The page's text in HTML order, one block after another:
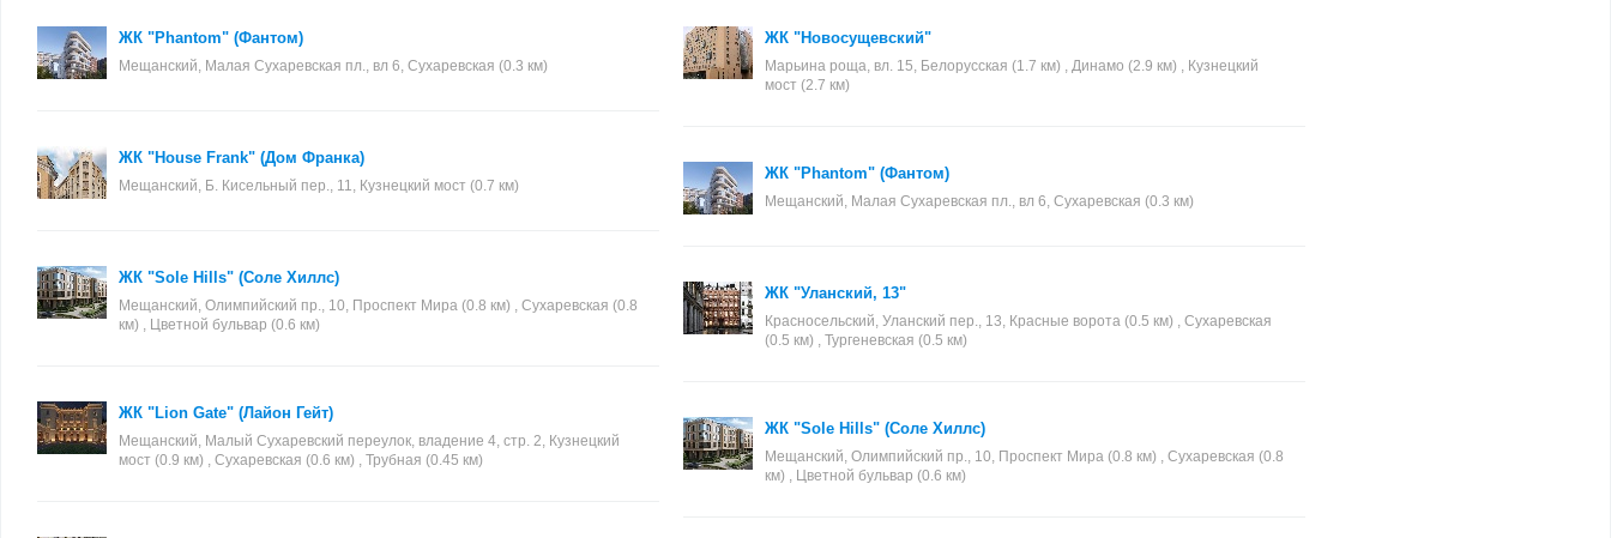
ЖК "Phantom" (Фантом)
Мещанский, Малая Сухаревская пл., вл 6, Сухаревская (0.3 км)
ЖК "House Frank" (Дом Франка)
Мещанский, Б. Кисельный пер., 11, Кузнецкий мост (0.7 км)
ЖК "Sole Hills" (Соле Хиллс)
Мещанский, Олимпийский пр., 10, Проспект Мира (0.8 км) , Сухаревская (0.8
км) , Цветной бульвар (0.6 км)
ЖК "Lion Gate" (Лайон Гейт)
Мещанский, Малый Сухаревский переулок, владение 4, стр. 2, Кузнецкий
мост (0.9 км) , Сухаревская (0.6 км) , Трубная (0.45 км)
ЖК "Новосущевский"
Марьина роща, вл. 15, Белорусская (1.7 км) , Динамо (2.9 км) , Кузнецкий
мост (2.7 км)
ЖК "Phantom" (Фантом)
Мещанский, Малая Сухаревская пл., вл 6, Сухаревская (0.3 км)
ЖК "Уланский, 13"
Красносельский, Уланский пер., 13, Красные ворота (0.5 км) , Сухаревская
(0.5 км) , Тургеневская (0.5 км)
ЖК "Sole Hills" (Соле Хиллс)
Мещанский, Олимпийский пр., 10, Проспект Мира (0.8 км) , Сухаревская (0.8
км) , Цветной бульвар (0.6 км)